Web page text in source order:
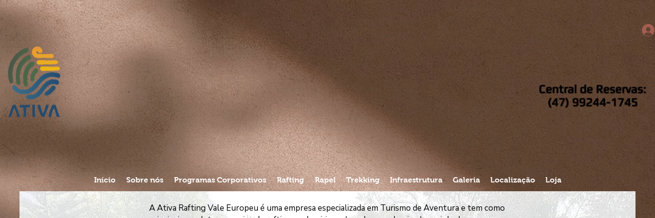
Central de Reservas:
(47) 99244-1745
Início Sobre nós Programas Corporativos Rafting Rapel Trekking Infraestrutura Galeria Localização Loja
A Ativa Rafting Vale Europeu é uma empresa especializada em Turismo de Aventura e tem como